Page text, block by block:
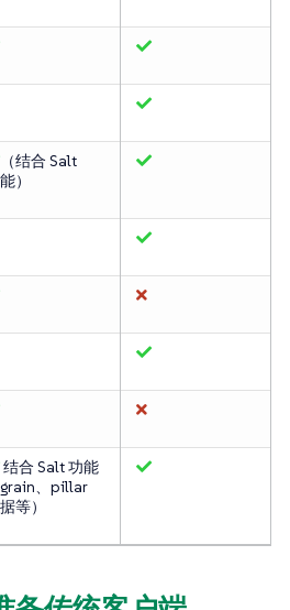
（结合 Salt
）
结合 Salt 功能
grain、pillar
等）